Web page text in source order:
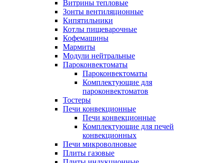
Витрины тепловые
Зонты вентиляционные
Кипятильники
Котлы пищеварочные
Кофемашины
Мармиты
Модули нейтральные
Пароконвектоматы
Пароконвектоматы
Комплектующие для
пароконвектоматов
Тостеры
Печи конвекционные
Печи конвекционные
Комплектующие для печей
конвекционных
Печи микроволновые
Плиты газовые